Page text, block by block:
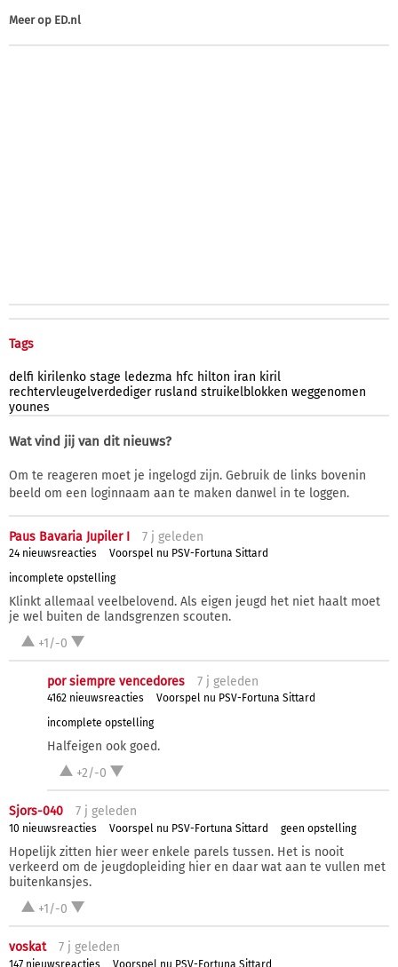
Meer op ED.nl
Tags
delfi kirilenko stage ledezma hfc hilton iran kiril
rechtervleugelverdediger rusland struikelblokken weggenomen
younes
Wat vind jij van dit nieuws?
Om te reageren moet je ingelogd zijn. Gebruik de links bovenin
beeld om een loginnaam aan te maken danwel in te loggen.
Paus Bavaria Jupiler I 7 j geleden
24 nieuwsreacties
Voorspel nu PSV-Fortuna Sittard
incomplete opstelling
Klinkt allemaal veelbelovend. Als eigen jeugd het niet haalt moet
je wel buiten de landsgrenzen scouten.
+1/-0
por siempre vencedores 7 j geleden
4162 nieuwsreacties
Voorspel nu PSV-Fortuna Sittard
incomplete opstelling
Halfeigen ook goed.
+2/-0
Sjors-040 7 j geleden
10 nieuwsreacties Voorspel nu PSV-Fortuna Sittard geen opstelling
Hopelijk zitten hier weer enkele parels tussen. Het is nooit
verkeerd om de jeugdopleiding hier en daar wat aan te vullen met
buitenkansjes.
+1/-0
voskat 7 j geleden
147 nieuwsreacties Voorspel nu PSV-Fortuna Sittard